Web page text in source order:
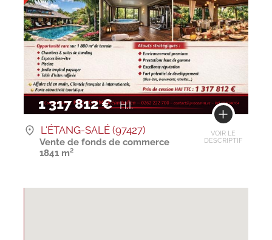
1 317 812 € H.I.
VOIR LE
DESCRIPTIF
L'ÉTANG-SALÉ (97427)
Vente de fonds de commerce
1841 m²